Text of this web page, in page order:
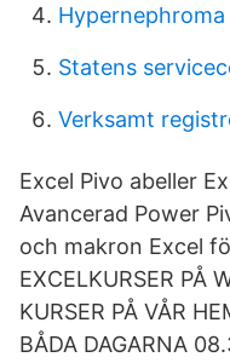
Statens
Verksamt
Excel Pivo abeller
Avancerad Power
och makron Excel
EXCELKURSER PÅ
KURSER PÅ VÅR
BÅDA DAGARNA